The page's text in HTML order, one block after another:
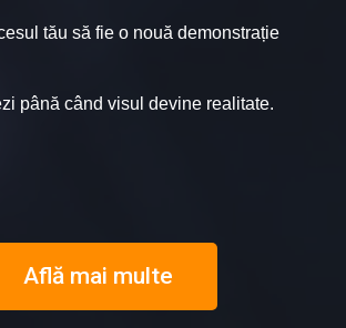
tău să fie o nouă demonstrație
până când visul devine realitate.
Află mai multe